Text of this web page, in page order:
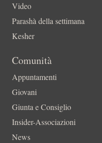
Video
Parashà della settimana
Kesher
Comunità
Appuntamenti
Giovani
Giunta e Consiglio
Insider-Associazioni
News